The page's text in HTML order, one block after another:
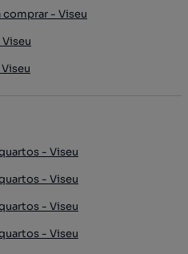
comprar - Viseu
- Viseu
- Viseu
- Viseu
- Viseu